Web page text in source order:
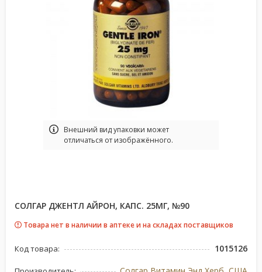
Bнешний вид упаковки может
отличаться от изображённого.
СОЛГАР ДЖЕНТЛ АЙРОН, КАПС. 25МГ, №90
Товара нет в наличии в аптеке и на складах поставщиков
Код товара: 1015126